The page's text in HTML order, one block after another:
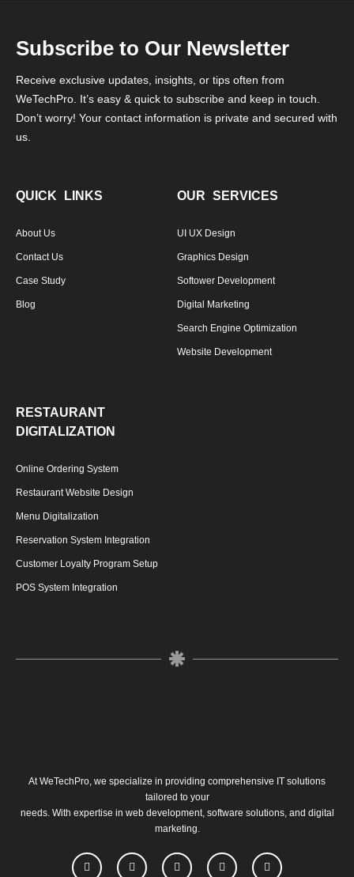
Subscribe to Our Newsletter
Receive exclusive updates, insights, or tips often from
WeTechPro. It’s easy & quick to subscribe and keep in touch.
Don’t worry! Your contact information is private and secured with
us.
QUICK LINKS
About Us
Contact Us
Case Study
Blog
OUR SERVICES
UI UX Design
Graphics Design
Softower Development
Digital Marketing
Search Engine Optimization
Website Development
RESTAURANT
DIGITALIZATION
Online Ordering System
Restaurant Website Design
Menu Digitalization
Reservation System Integration
Customer Loyalty Program Setup
POS System Integration
AtWeTechPro, we specialize in providing comprehensive IT solutions
tailored to your
needs. With expertise in web development, software solutions, and digital
marketing.